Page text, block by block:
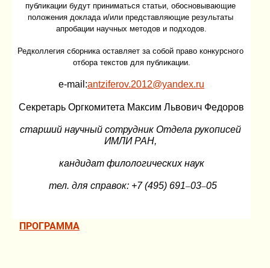
публикации будут приниматься статьи, обосновывающие
положения доклада и/или представляющие результаты
апробации научных методов и подходов.
Редколлегия сборника оставляет за собой право конкурсного
отбора текстов для публикации.
e-mail:antziferov.2012@yandex.ru
Секретарь Оргкомитета Максим Львович Федоров
старший научный сотрудник Отдела рукописей
ИМЛИ РАН,
кандидат филологических наук
тел. для справок: +7 (495) 691–03–05
ПРОГРАММА